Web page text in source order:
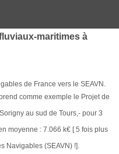
maritimes à
de France vers le SEAVN.
comme exemple le Projet de
au sud de Tours,- pour 3
moyenne : 7.066 k€ [ 5 fois plus
Navigables (SEAVN) !].